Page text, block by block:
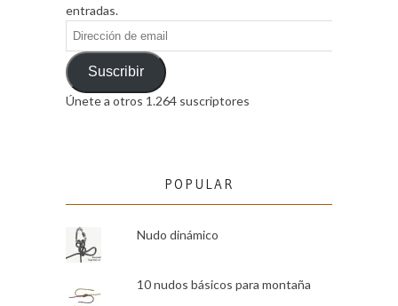
entradas.
Dirección
de
emailSuscribir
Únete a otros 1.264 suscriptores
POPULAR
Nudo dinámico
10 nudos básicos para montaña